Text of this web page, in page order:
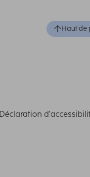
Haut de
Déclaration